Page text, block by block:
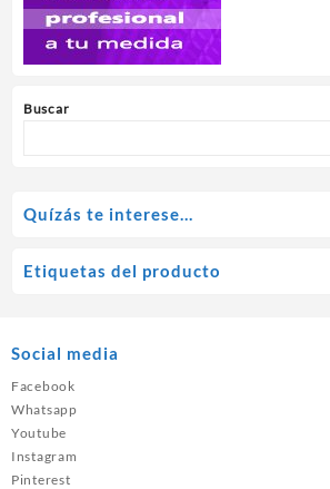
Buscar
Quízás te interese…
Etiquetas del producto
Social media
Facebook
Whatsapp
Youtube
Instagram
Pinterest